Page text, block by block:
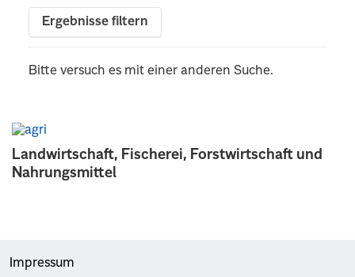
Landwirtschaft, Fischerei, Forstwirtschaft und
Nahrungsmittel
Ergebnisse filtern
Bitte versuch es mit einer anderen Suche.
Impressum